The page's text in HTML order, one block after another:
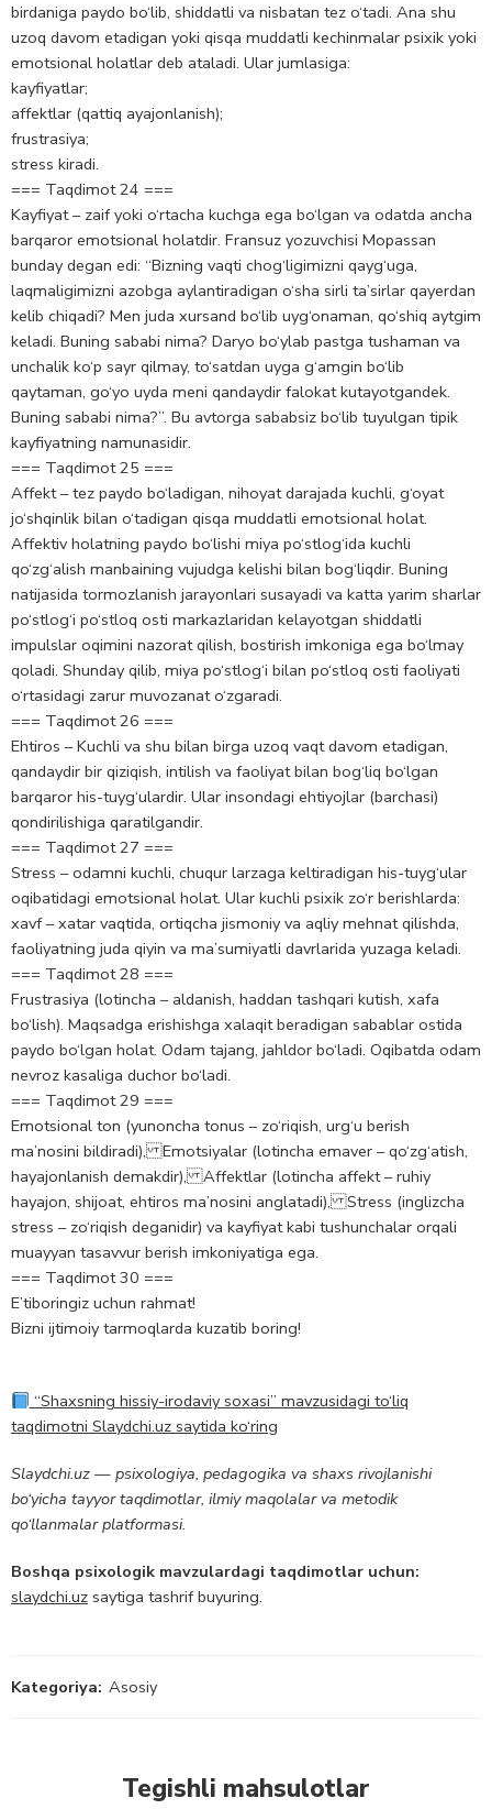
birdaniga paydo bo‘lib, shiddatli va nisbatan tez o‘tadi. Ana shu
uzoq davom etadigan yoki qisqa muddatli kechinmalar psixik yoki
emotsional holatlar deb ataladi. Ular jumlasiga:
kayfiyatlar;
affektlar (qattiq ayajonlanish);
frustrasiya;
stress kiradi.
=== Taqdimot 24 ===
Kayfiyat – zaif yoki o‘rtacha kuchga ega bo‘lgan va odatda ancha
barqaror emotsional holatdir. Fransuz yozuvchisi Mopassan
bunday degan edi: “Bizning vaqti chog‘ligimizni qayg‘uga,
laqmaligimizni azobga aylantiradigan o‘sha sirli ta’sirlar qayerdan
kelib chiqadi? Men juda xursand bo‘lib uyg‘onaman, qo‘shiq aytgim
keladi. Buning sababi nima? Daryo bo‘ylab pastga tushaman va
unchalik ko‘p sayr qilmay, to‘satdan uyga g‘amgin bo‘lib
qaytaman, go‘yo uyda meni qandaydir falokat kutayotgandek.
Buning sababi nima?”. Bu avtorga sababsiz bo‘lib tuyulgan tipik
kayfiyatning namunasidir.
=== Taqdimot 25 ===
Affekt – tez paydo bo‘ladigan, nihoyat darajada kuchli, g‘oyat
jo‘shqinlik bilan o‘tadigan qisqa muddatli emotsional holat.
Аffektiv holatning paydo bo‘lishi miya po‘stlog‘ida kuchli
qo‘zg‘alish manbaining vujudga kelishi bilan bog‘liqdir. Buning
natijasida tormozlanish jarayonlari susayadi va katta yarim sharlar
po‘stlog‘i po‘stloq osti markazlaridan kelayotgan shiddatli
impulslar oqimini nazorat qilish, bostirish imkoniga ega bo‘lmay
qoladi. Shunday qilib, miya po‘stlog‘i bilan po‘stloq osti faoliyati
o‘rtasidagi zarur muvozanat o‘zgaradi.
=== Taqdimot 26 ===
Ehtiros – Kuchli va shu bilan birga uzoq vaqt davom etadigan,
qandaydir bir qiziqish, intilish va faoliyat bilan bog‘liq bo‘lgan
barqaror his-tuyg‘ulardir. Ular insondagi ehtiyojlar (barchasi)
qondirilishiga qaratilgandir.
=== Taqdimot 27 ===
Stress – odamni kuchli, chuqur larzaga keltiradigan his-tuyg‘ular
oqibatidagi emotsional holat. Ular kuchli psixik zo‘r berishlarda:
xavf – xatar vaqtida, ortiqcha jismoniy va aqliy mehnat qilishda,
faoliyatning juda qiyin va ma’sumiyatli davrlarida yuzaga keladi.
=== Taqdimot 28 ===
Frustrаsiya (lotincha – aldanish, haddan tashqari kutish, xafa
bo‘lish). Maqsadga erishishga xalaqit beradigan sabablar ostida
paydo bo‘lgan holat. Odam tajang, jahldor bo‘ladi. Oqibatda odam
nevroz kasaliga duchor bo‘ladi.
=== Taqdimot 29 ===
Emotsional ton (yunoncha tonus – zo‘riqish, urg‘u berish
ma’nosini bildiradi), Emotsiyalar (lotincha emaver – qo‘zg‘atish,
hayajonlanish demakdir), Affektlar (lotincha affekt – ruhiy
hayajon, shijoat, ehtiros ma’nosini anglatadi), Stress (inglizcha
stress – zo‘riqish deganidir) va kayfiyat kabi tushunchalar orqali
muayyan tasavvur berish imkoniyatiga ega.
=== Taqdimot 30 ===
E’tiboringiz uchun rahmat!
Bizni ijtimoiy tarmoqlarda kuzatib boring!
“Shaxsning hissiy-irodaviy soxasi” mavzusidagi to‘liq
taqdimotni Slaydchi.uz saytida ko‘ring
Slaydchi.uz — psixologiya, pedagogika va shaxs rivojlanishi
bo‘yicha tayyor taqdimotlar, ilmiy maqolalar va metodik
qo‘llanmalar platformasi.
Boshqa psixologik mavzulardagi taqdimotlar uchun:
slaydchi.uz saytiga tashrif buyuring.
Kategoriya: Asosiy
Tegishli mahsulotlar